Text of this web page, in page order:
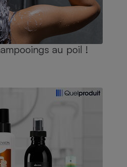
au poil !